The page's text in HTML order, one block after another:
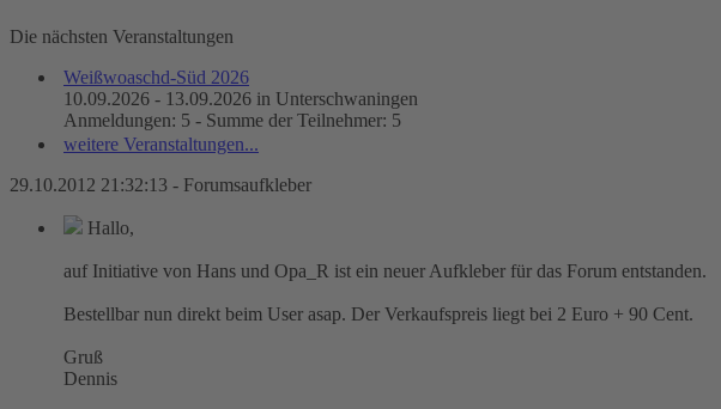
Die nächsten Veranstaltungen
Weißwoaschd-Süd 2026
10.09.2026 - 13.09.2026 in Unterschwaningen
Anmeldungen: 5 - Summe der Teilnehmer: 5
weitere Veranstaltungen...
29.10.2012 21:32:13 - Forumsaufkleber
Hallo,
auf Initiative von Hans und Opa_R ist ein neuer Aufkleber für das Forum entstanden.
Bestellbar nun direkt beim User asap. Der Verkaufspreis liegt bei 2 Euro + 90 Cent.
Gruß
Dennis